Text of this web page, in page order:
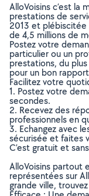
AlloVoisins c’est la
prestations de
2013 et plébiscitée
de 4,5 millions de
Postez votre
particulier ou un
prestations, du
pour un bon
Facilitez votre
1. Postez votre
secondes.
2. Recevez des
professionnels en
3. Echangez avec
sécurisée et faites
C’est gratuit et
AlloVoisins partout
représentées sur
grande ville,